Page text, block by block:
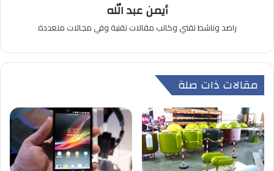
أيمن عبد الله
راصد وناشط تقني وكاتب مقالات تقنية وفي مجالات متعددة
مقالات ذات صلة